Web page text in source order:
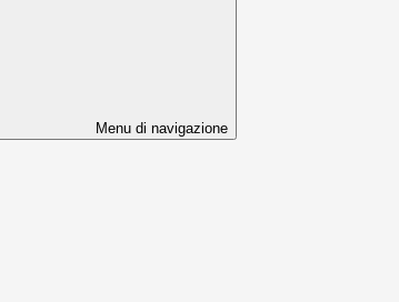
Menu di navigazione